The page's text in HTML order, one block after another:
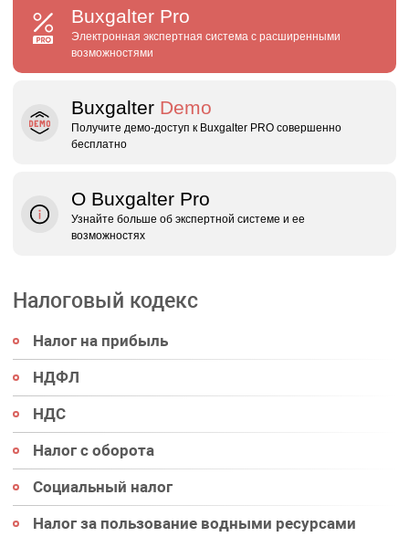
Buxgalter Pro
Электронная экспертная система с расширенными
возможностями
Buxgalter Demo
Получите демо‑доступ к Buxgalter PRO совершенно
бесплатно
О Buxgalter Pro
Узнайте больше об экспертной системе и ее
возможностях
Налоговый кодекс
Налог на прибыль
НДФЛ
НДС
Налог с оборота
Социальный налог
Налог за пользование водными ресурсами